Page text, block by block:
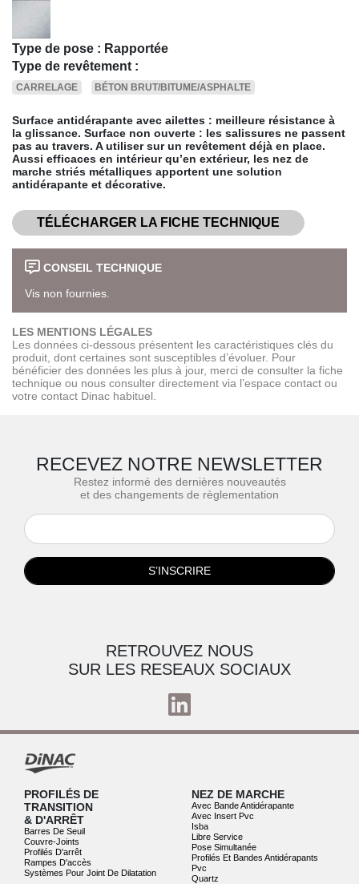
Type de pose : Rapportée
Type de revêtement :
CARRELAGE BÉTON BRUT/BITUME/ASPHALTE
Surface antidérapante avec ailettes : meilleure résistance à
la glissance. Surface non ouverte : les salissures ne passent
pas au travers. A utiliser sur un revêtement déjà en place.
Aussi efficaces en intérieur qu’en extérieur, les nez de
marche striés métalliques apportent une solution
antidérapante et décorative.
TÉLÉCHARGER LA FICHE TECHNIQUE
CONSEIL TECHNIQUE
Vis non fournies.
LES MENTIONS LÉGALES
Les données ci-dessous présentent les caractéristiques clés du
produit, dont certaines sont susceptibles d’évoluer. Pour
bénéficier des données les plus à jour, merci de consulter la fiche
technique ou nous consulter directement via l’espace contact ou
votre contact Dinac habituel.
RECEVEZ NOTRE NEWSLETTER
Restez informé des dernières nouveautés
et des changements de règlementation
S’INSCRIRE
RETROUVEZ NOUS
SUR LES RESEAUX SOCIAUX
PROFILÉS DE
TRANSITION
& D'ARRÊT
Barres De Seuil
Couvre-Joints
Profilés D'arrêt
Rampes D'accès
Systèmes Pour Joint De Dilatation
NEZ DE MARCHE
Avec Bande Antidérapante
Avec Insert Pvc
Isba
Libre Service
Pose Simultanée
Profilés Et Bandes Antidérapants
Pvc
Quartz